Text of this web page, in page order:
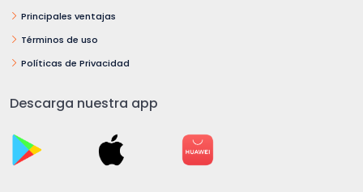
Principales ventajas
Términos de uso
Políticas de Privacidad
Descarga nuestra app